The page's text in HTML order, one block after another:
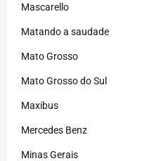
Mascarello
Matando a saudade
Mato Grosso
Mato Grosso do Sul
Maxibus
Mercedes Benz
Minas Gerais